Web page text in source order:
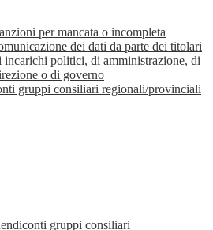
per mancata o incompleta
dei dati da parte dei titolari
incarichi politici, di amministrazione, di
o di governo
gruppi consiliari regionali/provinciali
gruppi consiliari